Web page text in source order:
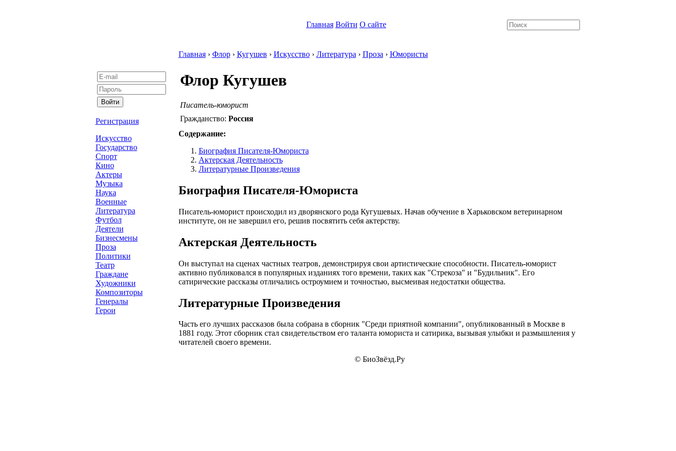
Главная Войти О сайте
Регистрация
Искусство
Государство
Спорт
Кино
Актеры
Музыка
Наука
Военные
Литература
Футбол
Деятели
Бизнесмены
Проза
Политики
Театр
Граждане
Художники
Композиторы
Генералы
Герои
Главная› Флор› Кугушев › Искусство› Литература › Проза › Юмористы
Флор Кугушев
Писатель-юморист
Гражданство: Россия
Содержание:
Биография Писателя-Юмориста
Актерская Деятельность
Литературные Произведения
Биография Писателя-Юмориста
Писатель-юморист происходил из дворянского рода Кугушевых. Начав обучение в Харьковском ветеринарном
институте, он не завершил его, решив посвятить себя актерству.
Актерская Деятельность
Он выступал на сценах частных театров, демонстрируя свои артистические способности. Писатель-юморист
активно публиковался в популярных изданиях того времени, таких как "Стрекоза" и "Будильник". Его
сатирические рассказы отличались остроумием и точностью, высмеивая недостатки общества.
Литературные Произведения
Часть его лучших рассказов была собрана в сборник "Среди приятной компании", опубликованный в Москве в
1881 году. Этот сборник стал свидетельством его таланта юмориста и сатирика, вызывая улыбки и размышления у
читателей своего времени.
© БиоЗвёзд.Ру